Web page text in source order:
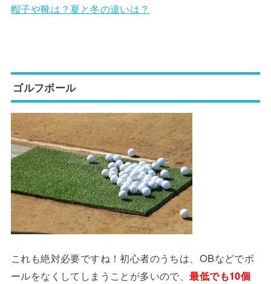
帽子や靴は？夏と冬の違いは？
ゴルフボール
これも絶対必要ですね！初心者のうちは、OBなどでボ
ールをなくしてしまうことが多いので、最低でも10個